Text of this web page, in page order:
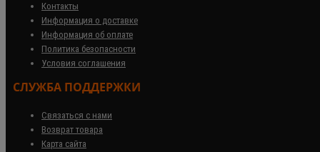
Контакты
Информация о доставке
Информация об оплате
Политика безопасности
Условия соглашения
СЛУЖБА ПОДДЕРЖКИ
Связаться с нами
Возврат товара
Карта сайта